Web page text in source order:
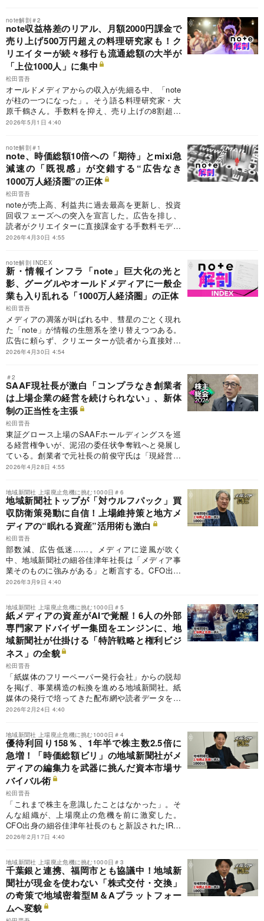
い。博報堂など大手広告代理店も参入し拡大を続
ける「note経済圏」は、単なる一過性の流行を超
えて持続可能なビジネスインフラとして定着でき
るのか、その真価が問われている。
note解剖＃2
note収益格差のリアル、月額2000円課金で
売り上げ500万円超えの料理研究家も！ク
リエイターが続々移行も流通総額の大半が
「上位1000人」に集中
松田晋吾
オールドメディアからの収入が先細る中、「note
が柱の一つになった」。そう語る料理研究家・大
原千鶴さん。手数料を抑え、売り上げの8割超を
還元する「クリエイターファースト」のnoteのモ
に収益を得られたユーザーは全体の数パーセント
にすぎない。プラットフォームとして「誰もが稼
げる場」であり続けるための治安維持と仕組み作
りの葛藤が続いている。
2026年5月1日 4:40
note解剖＃1
note、時価総額10倍への「期待」とmixi急
減速の「既視感」が交錯する“広告なき
1000万人経済圏”の正体
松田晋吾
noteが売上高、利益共に過去最高を更新し、投資
回収フェーズへの突入を宣言した。広告を排し、
読者がクリエイターに直接課金する手数料モデル
で「情報のインフラ」を標榜するが、市場が危惧
再来だ。X（旧Twitter）の長文参入など競合の影
が差す中、note経営陣が描く「ストック型ビジネ
ス」の持続性を検証する。
2026年4月30日 4:55
note解剖 INDEX
新・情報インフラ「note」巨大化の光と
影、グーグルやオールドメディアに一般企
業も入り乱れる「1000万人経済圏」の正体
松田晋吾
メディアの凋落が叫ばれる中、彗星のごとく現れ
た「note」が情報の生態系を塗り替えつつある。
広告に頼らず、クリエーターが読者から直接対価
を得る独自のモデルは、大手企業や省庁までもが
化に伴う質の低下といったアキレス腱も潜む。
noteは新たな情報インフラとして定着するのか、
それとも歴史の波に消える一過性の熱狂にすぎな
いのか――。メディア興亡の最前線を追う。
2026年4月30日 4:54
＃2
SAAF現社長が激白「コンプラなき創業者
は上場企業の経営を続けられない」、新体
制の正当性を主張
松田晋吾
東証グロース上場のSAAFホールディングスを巡
る経営権争いが、泥沼の委任状争奪戦へと発展し
ている。創業者で元社長の前俊守氏は「現経営陣
に会社を乗っ取られた」と主張。これに対し現体
プライアンス意識が欠けていると、創業者でも上
場企業の経営を続けることは難しい」と反論し
た。不透明な投資家グループによる「ウルフパッ
ク戦術」の実態を激白し、新体制の正当性を強調
した。
2026年4月28日 4:55
地域新聞社 上場廃止危機に挑む1000日＃6
地域新聞社トップが「対ウルフパック」買
収防衛策発動に自信！上場維持策と地方メ
ディアの“眠れる資産”活用術も激白
松田晋吾
部数減、広告低迷……。メディアに逆風が吹く
中、地域新聞社の細谷佳津年社長は「メディア事
業そのものに強みがある」と断言する。CFO出身
の投資家視点で見抜いた、紙媒体が長年培ってき
との攻防という激流の中にありながら、メディア
の持つ潜在的なアセットをいかに再定義し、新た
なビジネスへとつなげられるのか。細谷社長に聞
いた。
2026年3月9日 4:40
地域新聞社 上場廃止危機に挑む1000日＃5
紙メディアの資産がAIで覚醒！6人の外部
専門家アドバイザー集団をエンジンに、地
域新聞社が仕掛ける「特許戦略と権利ビジ
ネス」の全貌
松田晋吾
「紙媒体のフリーペーパー発行会社」からの脱却
を掲げ、事業構造の転換を進める地域新聞社。紙
媒体の発行で培ってきた配布網や読者データをア
セット（資産）と位置付け、M＆Aや生成AI関連
ている。もっとも、こうした分野はいずれも社内
に前例がなく、ノウハウも乏しい。そこで同社が
選んだのが、外部の専門知見を経営に組み込む戦
略だ。リスク管理、生成AI、マーケティングな
ど、ビジネスの第一線で活躍する6人の専門家で
構成するアドバイザリーボードを設置し、新規事
業推進のエンジンとして活用している。
2026年2月24日 4:40
地域新聞社 上場廃止危機に挑む1000日＃4
優待利回り158％、1年半で株主数2.5倍に
急増！「時価総額ビリ」の地域新聞社がメ
ディアの編集力を武器に挑んだ資本市場サ
バイバル術
松田晋吾
「これまで株主を意識したことはなかった」。そ
んな組織が、上場廃止の危機を前に激変した。
CFO出身の細谷佳津年社長のもと新設されたIR部
署は、メディア企業ならではの編集力を武器に、
本音の発信や、驚異の利回り158％をたたき出す
破格の株主優待をテコに、株主数は1年半で2.5倍
に急増した。地元の愛読者を「株主」に変え、時
価総額40億円への突破口を開く――。知られざる
「伝えるプロ」たちの資本市場サバイバル術を明
らかにする。
2026年2月17日 4:40
地域新聞社 上場廃止危機に挑む1000日＃3
千葉銀と連携、福岡市とも協議中！地域新
聞社が現金を使わない「株式交付・交換」
の奇策で地域密着型M＆Aプラットフォー
ムへ変貌